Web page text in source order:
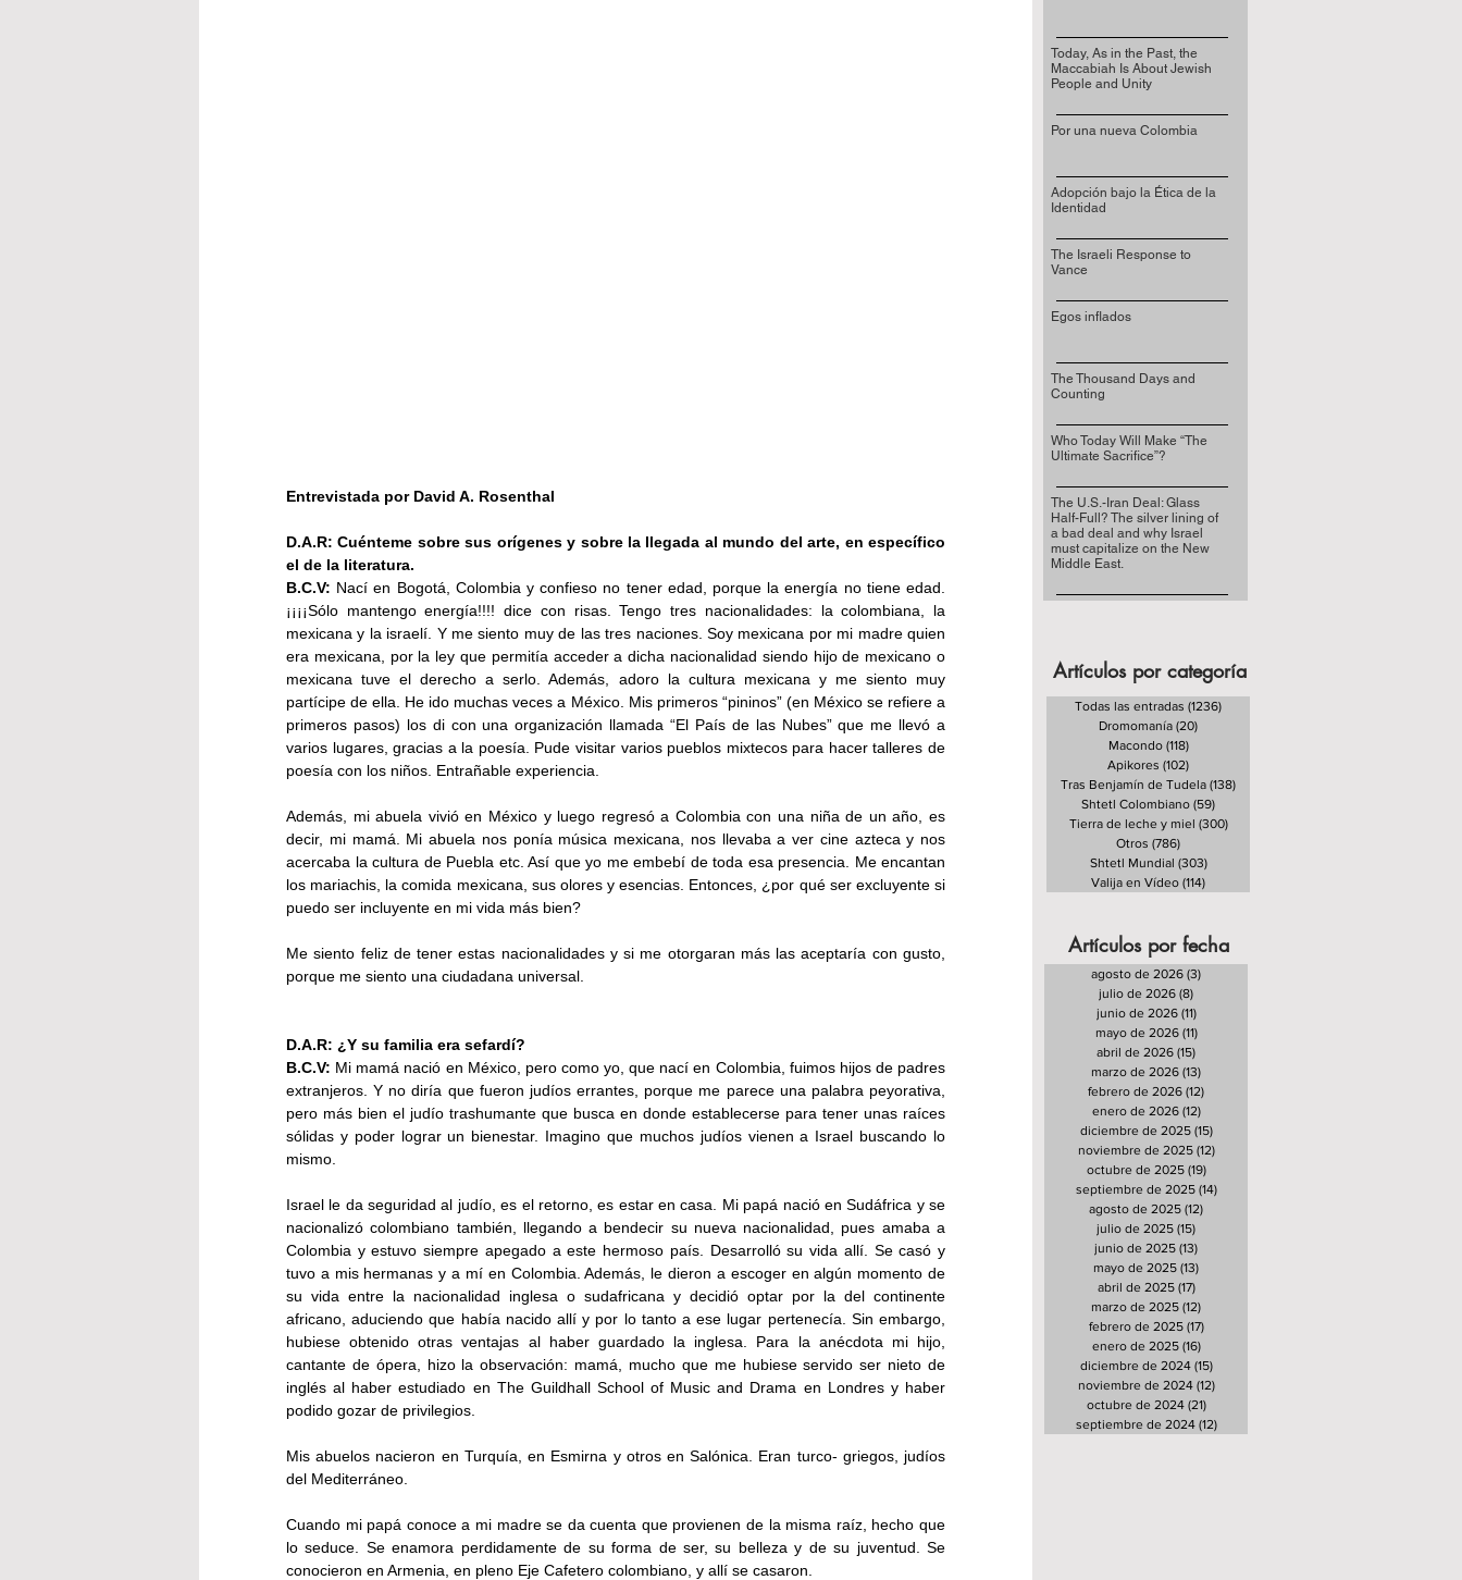
Entrevistada por David A. Rosenthal
D.A.R: Cuénteme sobre sus orígenes y sobre la llegada al mundo del arte, en específico
el de la literatura.
B.C.V: Nací en Bogotá, Colombia y confieso no tener edad, porque la energía no tiene edad.
¡¡¡¡Sólo mantengo energía!!!! dice con risas. Tengo tres nacionalidades: la colombiana, la
mexicana y la israelí. Y me siento muy de las tres naciones. Soy mexicana por mi madre quien
era mexicana, por la ley que permitía acceder a dicha nacionalidad siendo hijo de mexicano o
mexicana tuve el derecho a serlo. Además, adoro la cultura mexicana y me siento muy
partícipe de ella. He ido muchas veces a México. Mis primeros “pininos” (en México se refiere a
primeros pasos) los di con una organización llamada “El País de las Nubes” que me llevó a
varios lugares, gracias a la poesía. Pude visitar varios pueblos mixtecos para hacer talleres de
poesía con los niños. Entrañable experiencia.
Además, mi abuela vivió en México y luego regresó a Colombia con una niña de un año, es
decir, mi mamá. Mi abuela nos ponía música mexicana, nos llevaba a ver cine azteca y nos
acercaba la cultura de Puebla etc. Así que yo me embebí de toda esa presencia. Me encantan
los mariachis, la comida mexicana, sus olores y esencias. Entonces, ¿por qué ser excluyente si
puedo ser incluyente en mi vida más bien?
Me siento feliz de tener estas nacionalidades y si me otorgaran más las aceptaría con gusto,
porque me siento una ciudadana universal.
D.A.R: ¿Y su familia era sefardí?
B.C.V: Mi mamá nació en México, pero como yo, que nací en Colombia, fuimos hijos de padres
extranjeros. Y no diría que fueron judíos errantes, porque me parece una palabra peyorativa,
pero más bien el judío trashumante que busca en donde establecerse para tener unas raíces
sólidas y poder lograr un bienestar. Imagino que muchos judíos vienen a Israel buscando lo
mismo.
Israel le da seguridad al judío, es el retorno, es estar en casa. Mi papá nació en Sudáfrica y se
nacionalizó colombiano también, llegando a bendecir su nueva nacionalidad, pues amaba a
Colombia y estuvo siempre apegado a este hermoso país. Desarrolló su vida allí. Se casó y
tuvo a mis hermanas y a mí en Colombia. Además, le dieron a escoger en algún momento de
su vida entre la nacionalidad inglesa o sudafricana y decidió optar por la del continente
africano, aduciendo que había nacido allí y por lo tanto a ese lugar pertenecía. Sin embargo,
hubiese obtenido otras ventajas al haber guardado la inglesa. Para la anécdota mi hijo,
cantante de ópera, hizo la observación: mamá, mucho que me hubiese servido ser nieto de
inglés al haber estudiado en The Guildhall School of Music and Drama en Londres y haber
podido gozar de privilegios.
Mis abuelos nacieron en Turquía, en Esmirna y otros en Salónica. Eran turco- griegos, judíos
del Mediterráneo.
Cuando mi papá conoce a mi madre se da cuenta que provienen de la misma raíz, hecho que
lo seduce. Se enamora perdidamente de su forma de ser, su belleza y de su juventud. Se
conocieron en Armenia, en pleno Eje Cafetero colombiano, y allí se casaron.
Today, As in the Past, the
Maccabiah Is About Jewish
People and Unity
Por una nueva Colombia
Adopción bajo la Ética de la
Identidad
The Israeli Response to
Vance
Egos inflados
The Thousand Days and
Counting
Who Today Will Make “The
Ultimate Sacrifice”?
The U.S.-Iran Deal: Glass
Half-Full? The silver lining of
a bad deal and why Israel
must capitalize on the New
Middle East.
Artículos por categoría
Todas las entradas (1236)
Dromomanía (20)
Macondo (118)118 entradas
Apikores (102)
Tras Benjamín de Tudela (138)
Shtetl Colombiano (59)
Tierra de leche y miel (300)300 entradas
Otros (786)
Shtetl Mundial (303)303 entradas
Valija en Vídeo (114)
Artículos por fecha
agosto de 2026 (3)
julio de 2026 (8)
junio de 2026 (11)11 entradas
mayo de 2026 (11)11 entradas
abril de 2026 (15)
marzo de 2026 (13)
febrero de 2026 (12)
enero de 2026 (12)12 entradas
diciembre de 2025 (15)15 entradas
noviembre de 2025 (12)12 entradas
octubre de 2025 (19)19 entradas
septiembre de 2025 (14)14 entradas
agosto de 2025 (12)
julio de 2025 (15)
junio de 2025 (13)
mayo de 2025 (13)
abril de 2025 (17)17 entradas
marzo de 2025 (12)
febrero de 2025 (17)17 entradas
enero de 2025 (16)16 entradas
diciembre de 2024 (15)15 entradas
noviembre de 2024 (12)12 entradas
octubre de 2024 (21)21 entradas
septiembre de 2024 (12)12 entradas